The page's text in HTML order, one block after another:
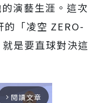
演藝生涯。 這次
「凌空 ZERO-
就是要直球對決這
arrow_forward_ios 閱讀文章